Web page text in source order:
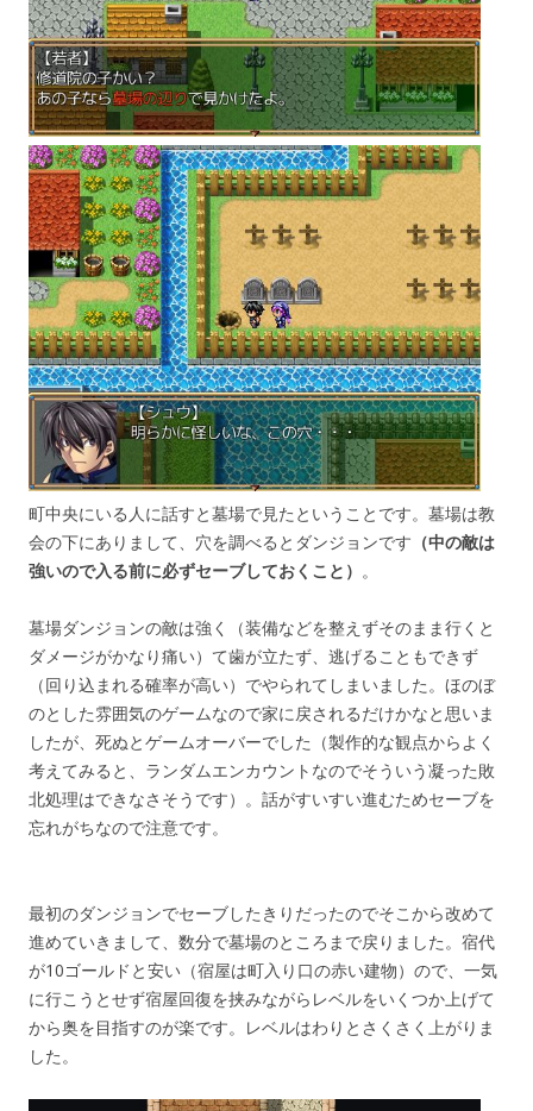
町中央にいる人に話すと墓場で見たということです。墓場は教
会の下にありまして、穴を調べるとダンジョンです （中の敵は
強いので入る前に必ずセーブしておくこと） 。
墓場ダンジョンの敵は強く（装備などを整えずそのまま行くと
ダメージがかなり痛い）て歯が立たず、逃げることもできず
（回り込まれる確率が高い）でやられてしまいました。ほのぼ
のとした雰囲気のゲームなので家に戻されるだけかなと思いま
したが、死ぬとゲームオーバーでした（製作的な観点からよく
考えてみると、ランダムエンカウントなのでそういう凝った敗
北処理はできなさそうです）。話がすいすい進むためセーブを
忘れがちなので注意です。
最初のダンジョンでセーブしたきりだったのでそこから改めて
進めていきまして、数分で墓場のところまで戻りました。宿代
が10ゴールドと安い（宿屋は町入り口の赤い建物）ので、一気
に行こうとせず宿屋回復を挟みながらレベルをいくつか上げて
から奥を目指すのが楽です。レベルはわりとさくさく上がりま
した。